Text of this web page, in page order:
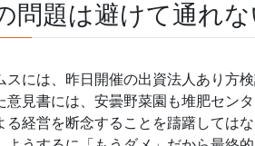
問題は避けて通れな
には、昨日開催の出資法人あり方
意見書には、安曇野菜園も堆肥セン
る経営を断念することを躊躇しては